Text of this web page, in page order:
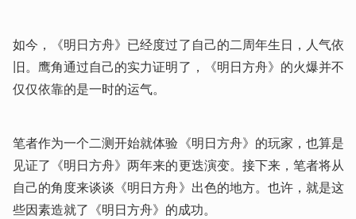
如今，《明日方舟》已经度过了自己的二周年生日，人气依
旧。鹰角通过自己的实力证明了，《明日方舟》的火爆并不
仅仅依靠的是一时的运气。
笔者作为一个二测开始就体验《明日方舟》的玩家，也算是
见证了《明日方舟》两年来的更迭演变。接下来，笔者将从
自己的角度来谈谈《明日方舟》出色的地方。也许，就是这
些因素造就了《明日方舟》的成功。